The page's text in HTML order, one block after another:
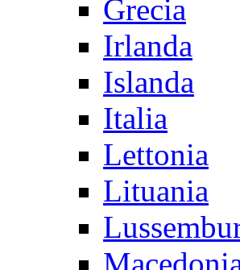
Grecia
Irlanda
Islanda
Italia
Lettonia
Lituania